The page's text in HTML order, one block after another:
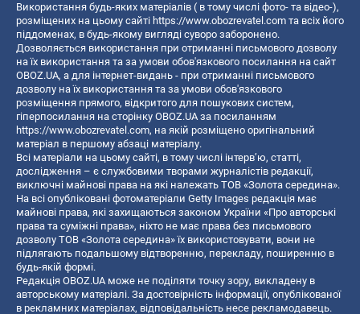
Використання будь-яких матеріалів ( в тому числі фото- та відео-),
розміщених на цьому сайті https://www.obozrevatel.com та всіх його
піддоменах, в будь-якому вигляді суворо заборонено.
Дозволяється використання при отриманні письмового дозволу
на їх використання та за умови обов'язкового посилання на сайт
OBOZ.UA, а для інтернет-видань - при отриманні письмового
дозволу на їх використання та за умови обов'язкового
розміщення прямого, відкритого для пошукових систем,
гіперпосилання на сторінку OBOZ.UA за посиланням
https://www.obozrevatel.com, на якій розміщено оригінальний
матеріал в першому абзаці матеріалу.
Всі матеріали на цьому сайті, в тому числі інтерв’ю, статті,
дослідження – є службовими творами журналістів редакції,
виключні майнові права на які належать ТОВ «Золота середина».
На всі опубліковані фотоматеріали Getty Images редакція має
майнові права, які захищаються законом України «Про авторські
права та суміжні права», ніхто не має права без письмового
дозволу ТОВ «Золота середина» їх використовувати, вони не
підлягають подальшому відтворенню, перекладу, поширенню в
будь-якій формі.
Редакція OBOZ.UA може не поділяти точку зору, викладену в
авторському матеріалі. За достовірність інформації, опублікованої
в рекламних матеріалах, відповідальність несе рекламодавець.